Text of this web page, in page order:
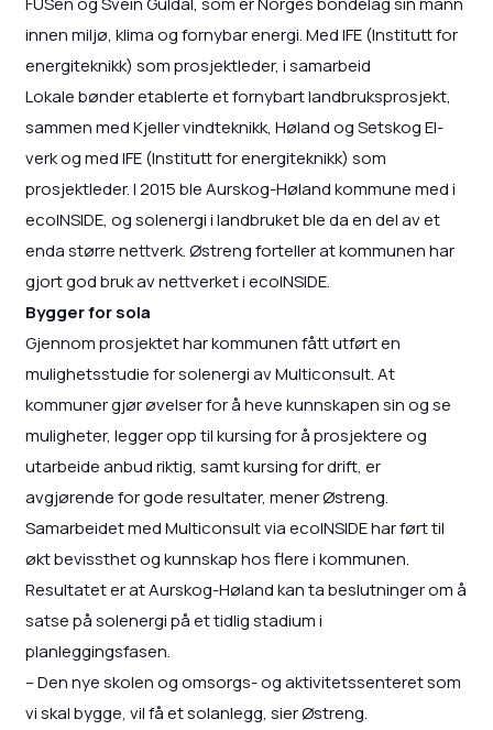
innen miljø, klima og fornybar energi. Med IFE (Institutt for
energiteknikk) som prosjektleder, i samarbeid
Lokale bønder etablerte et fornybart landbruksprosjekt,
sammen med Kjeller vindteknikk, Høland og Setskog El-
verk og med IFE (Institutt for energiteknikk) som
prosjektleder. I 2015 ble Aurskog-Høland kommune med i
ecoINSIDE, og solenergi i landbruket ble da en del av et
enda større nettverk. Østreng forteller at kommunen har
gjort god bruk av nettverket i ecoINSIDE.
Bygger for sola
Gjennom prosjektet har kommunen fått utført en
mulighetsstudie for solenergi av Multiconsult. At
kommuner gjør øvelser for å heve kunnskapen sin og se
muligheter, legger opp til kursing for å prosjektere og
utarbeide anbud riktig, samt kursing for drift, er
avgjørende for gode resultater, mener Østreng.
Samarbeidet med Multiconsult via ecoINSIDE har ført til
økt bevissthet og kunnskap hos flere i kommunen.
Resultatet er at Aurskog-Høland kan ta beslutninger om å
satse på solenergi på et tidlig stadium i
planleggingsfasen.
– Den nye skolen og omsorgs- og aktivitetssenteret som
vi skal bygge, vil få et solanlegg, sier Østreng.